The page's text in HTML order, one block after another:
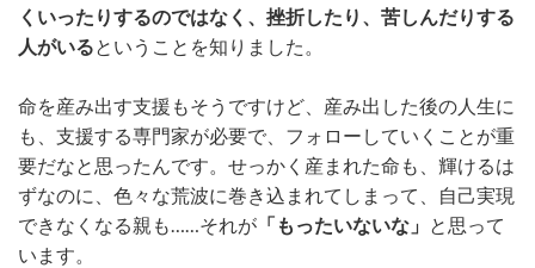
くいったりするのではなく、挫折したり、苦しんだりする
人がいるということを知りました。
命を産み出す支援もそうですけど、産み出した後の人生に
も、支援する専門家が必要で、フォローしていくことが重
要だなと思ったんです。せっかく産まれた命も、輝けるは
ずなのに、色々な荒波に巻き込まれてしまって、自己実現
できなくなる親も……それが 「もったいないな」 と思って
います。